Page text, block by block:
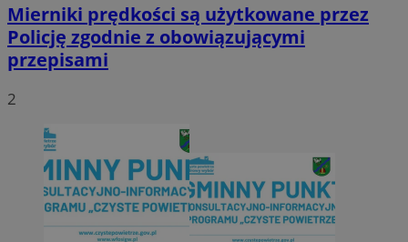
Mierniki prędkości są użytkowane przez
Policję zgodnie z obowiązującymi
przepisami
2